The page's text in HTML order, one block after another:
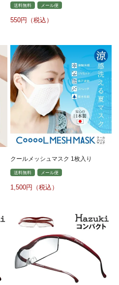
送料無料 メール便
550
クールメッシュマスク 1枚入り
送料無料 メール便
1,500